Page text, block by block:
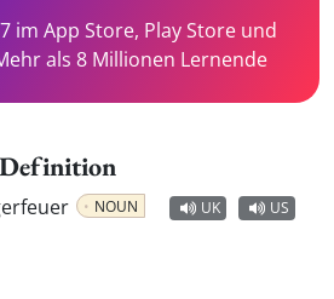
im App Store, Play Store und
als 8 Millionen Lernende
NOUN UK US